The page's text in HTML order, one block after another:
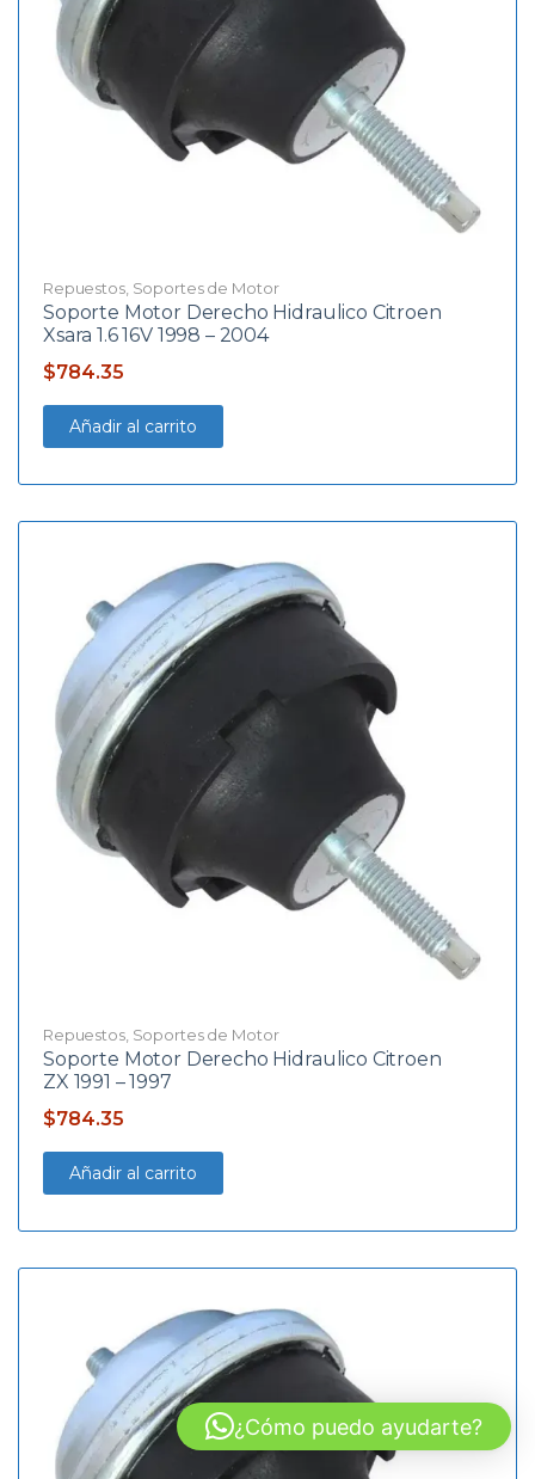
Repuestos, Soportes de Motor
Soporte Motor Derecho Hidraulico Citroen
Xsara 1.6 16V 1998 – 2004
$784.35
Añadir al carrito
Repuestos, Soportes de Motor
Soporte Motor Derecho Hidraulico Citroen
ZX 1991 – 1997
$784.35
Añadir al carrito
¿Cómo puedo ayudarte?